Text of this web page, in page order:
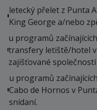
411 000 Kč
cena za 8 dní (7 nocí)
10.12. - 17.12.26
čtvrtek - čtvrtek
411 000 Kč
cena za 8 dní (7 nocí)
letecký přelet z Punta
King George a/nebo
u programů
transfery letiště/hotel v
zajišťované
u programů
Cabo de Hornos v
snídaní.